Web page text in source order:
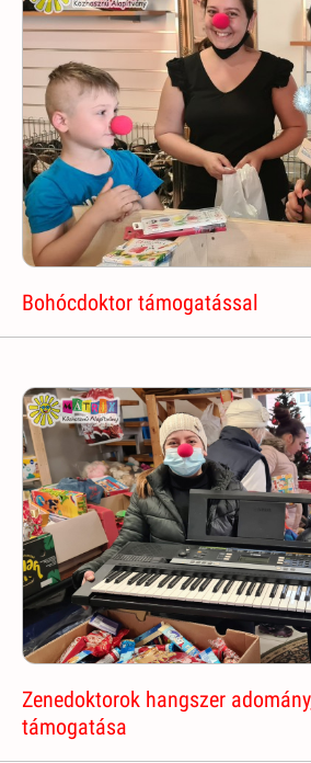
Bohócdoktor támogatással
Zenedoktorok hangszer
támogatása